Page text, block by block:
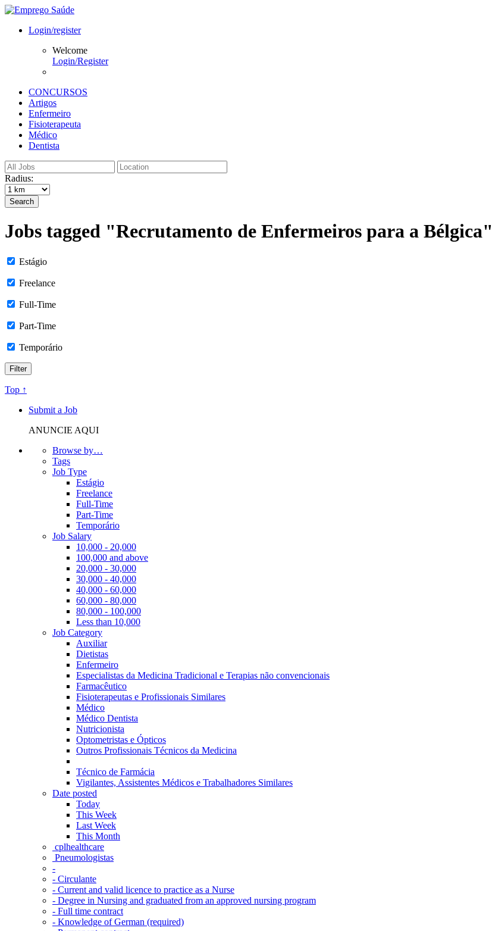
Login/register
Welcome
Login/Register
CONCURSOS
Artigos
Enfermeiro
Fisioterapeuta
Médico
Dentista
Radius:
Search
Jobs tagged "Recrutamento de Enfermeiros para a Bélgica"
Estágio
Freelance
Full-Time
Part-Time
Temporário
Top ↑
Submit a Job
ANUNCIE AQUI
Browse by…
Tags
Job Type
Estágio
Freelance
Full-Time
Part-Time
Temporário
Job Salary
10,000 - 20,000
100,000 and above
20,000 - 30,000
30,000 - 40,000
40,000 - 60,000
60,000 - 80,000
80,000 - 100,000
Less than 10,000
Job Category
Auxiliar
Dietistas
Enfermeiro
Especialistas da Medicina Tradicional e Terapias não convencionais
Farmacêutico
Fisioterapeutas e Profissionais Similares
Médico
Médico Dentista
Nutricionista
Optometristas e Ópticos
Outros Profissionais Técnicos da Medicina
Técnico de Farmácia
Vigilantes, Assistentes Médicos e Trabalhadores Similares
Date posted
Today
This Week
Last Week
This Month
‎ cplhealthcare‬
Pneumologistas
-
- Circulante
- Current and valid licence to practice as a Nurse
- Degree in Nursing and graduated from an approved nursing program
- Full time contract
- Knowledge of German (required)